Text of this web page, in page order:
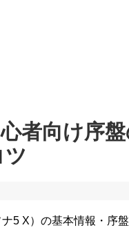
者向け序
5 X）の基本情報・序